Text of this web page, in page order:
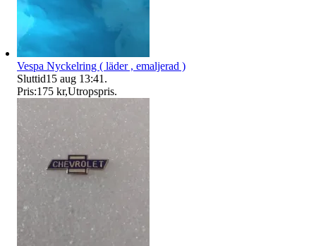
Vespa Nyckelring ( läder , emaljerad )
Sluttid15 aug 13:41 .
Pris:175 kr,Utropspris.